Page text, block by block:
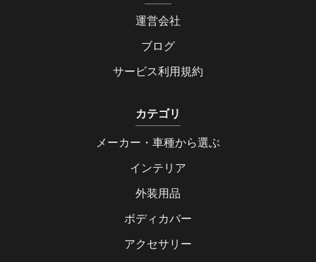
運営会社
ブログ
サービス利用規約
カテゴリ
メーカー・車種から選ぶ
インテリア
外装用品
ボディカバー
アクセサリー